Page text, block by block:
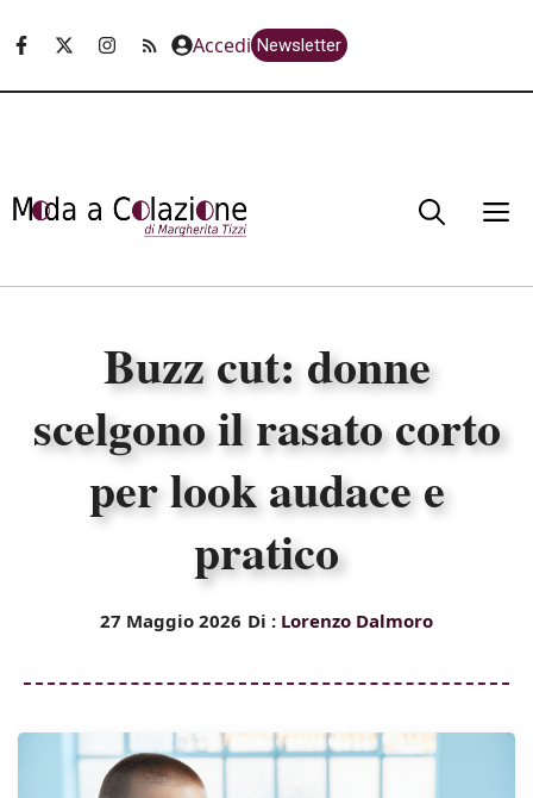
Accedi Newsletter
Buzz cut: donne
scelgono il rasato corto
per look audace e
pratico
27 Maggio 2026 Di : Lorenzo Dalmoro